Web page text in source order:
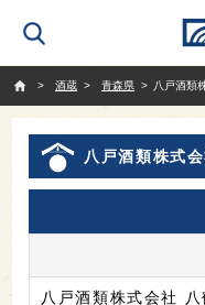
酒蔵
青森県 八戸酒類
八戸酒類株式
八戸酒類株式会社 八